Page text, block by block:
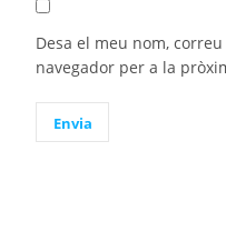
Desa el meu nom,
navegador per a la